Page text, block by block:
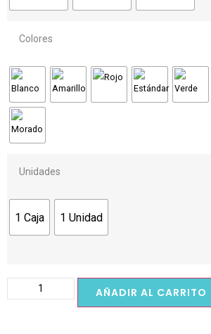
Colores
Unidades
1 Caja 1 Unidad
AÑADIR AL CARRITO